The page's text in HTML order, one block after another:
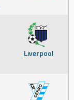
Liverpool